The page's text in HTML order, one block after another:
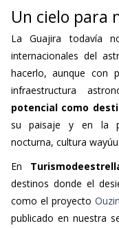
Un cielo para
La Guajira todavía
internacionales del
hacerlo, aunque con
infraestructura
potencial como
su paisaje y en la
nocturna, cultura
En
destinos donde el
como el proyecto
publicado en nuestra